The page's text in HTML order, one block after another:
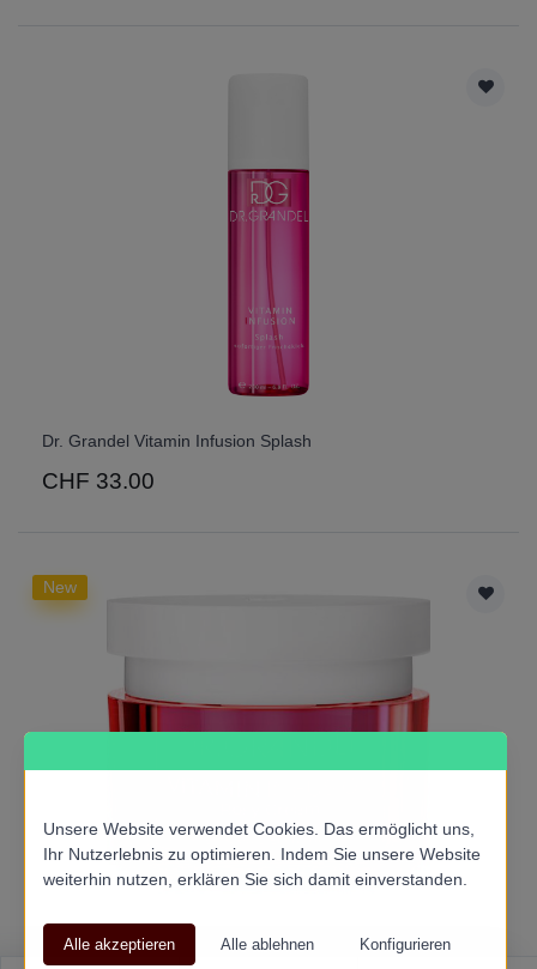
Dr. Grandel Vitamin Infusion Splash
CHF 33.00
New
Dr. Grandel Vitamin Infusion Rosy Cream 50ml
Unsere Website verwendet Cookies. Das ermöglicht uns,
Ihr Nutzerlebnis zu optimieren. Indem Sie unsere Website
weiterhin nutzen, erklären Sie sich damit einverstanden.